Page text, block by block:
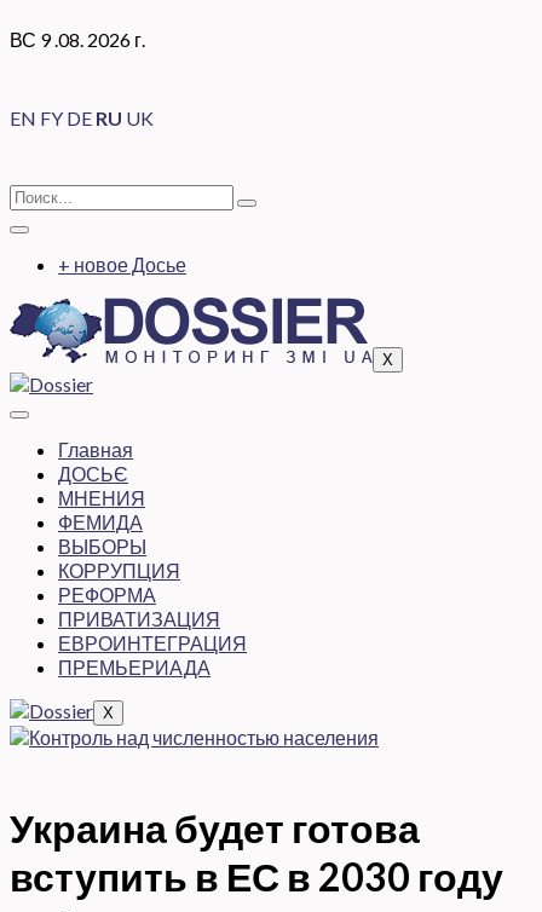
ВС 9 .08. 2026 г.
EN FY DE RU UK
+ новое Досье
X
Главная
ДОСЬЄ
МНЕНИЯ
ФЕМИДА
ВЫБОРЫ
КОРРУПЦИЯ
РЕФОРМА
ПРИВАТИЗАЦИЯ
ЕВРОИНТЕГРАЦИЯ
ПРЕМЬЕРИАДА
X
Украина будет готова
вступить в ЕС в 2030 году